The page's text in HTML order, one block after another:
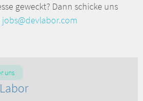
geweckt? Dann schicke uns
jobs@devlabor.com
uns